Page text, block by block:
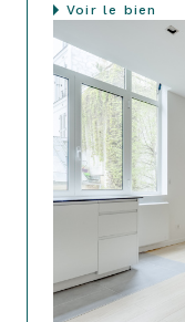
Voir le bien